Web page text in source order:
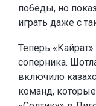
победы, но
играть даже с
Теперь
соперника.
включило
команд,